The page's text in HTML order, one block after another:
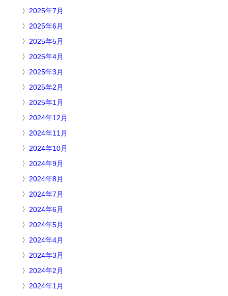
2025年7月
2025年6月
2025年5月
2025年4月
2025年3月
2025年2月
2025年1月
2024年12月
2024年11月
2024年10月
2024年9月
2024年8月
2024年7月
2024年6月
2024年5月
2024年4月
2024年3月
2024年2月
2024年1月